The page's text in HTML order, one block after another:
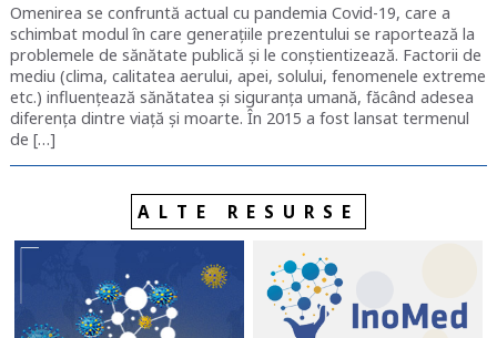
Omenirea se confruntă actual cu pandemia Covid-19, care a
schimbat modul în care generațiile prezentului se raportează la
problemele de sănătate publică și le conștientizează. Factorii de
mediu (clima, calitatea aerului, apei, solului, fenomenele extreme
etc.) influențează sănătatea și siguranța umană, făcând adesea
diferența dintre viață și moarte. În 2015 a fost lansat termenul
de […]
ALTE RESURSE